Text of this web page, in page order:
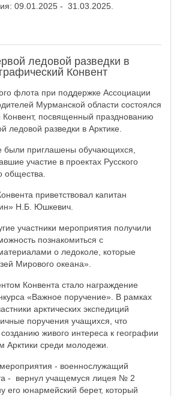
09.01.2025 - 31.03.2025.
ледовой разведки в
Конвент
флота при поддержке Ассоциации
Мурманской области состоялся
Конвент, посвященный празднованию
ледовой разведки в Арктике.
были приглашены обучающихся,
участие в проектах Русского
общества.
приветствовал капитан
Н.Б. Юшкевич.
участники мероприятия получили
познакомиться с
о ледоколе, которые
Мирового океана».
Конвента стало награждение
«Важное поручение». В рамках
арктических экспедиций
поручения учащихся, что
живого интереса к географии
Арктики среди молодежи.
- военнослужащий
- вернул учащемуся лицея № 2
его юнармейский берет, который